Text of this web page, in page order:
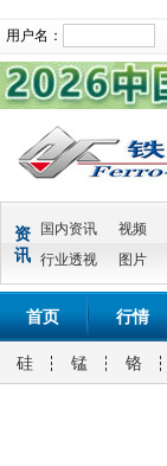
用户名：
资
讯
国内资讯 视频
行业透视
图片
首页 行情
硅 锰 铬